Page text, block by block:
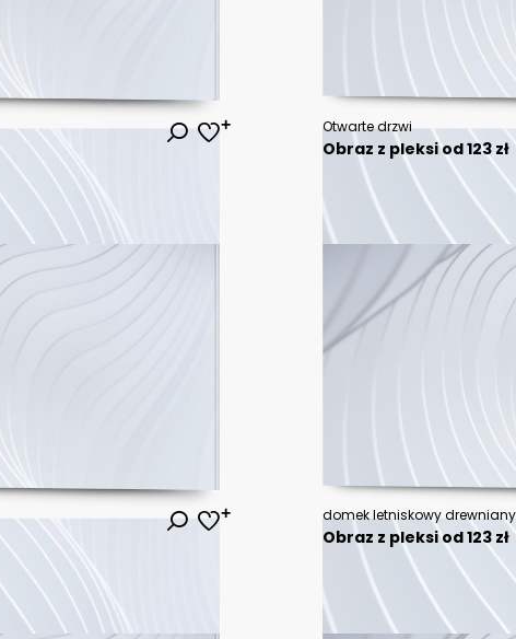
Otwarte drzwi
Obraz z pleksi od 123 zł
domek letniskowy
Obraz z pleksi od 123 zł